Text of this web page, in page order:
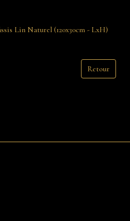
Lin Naturel (120x30cm - LxH)
Retour